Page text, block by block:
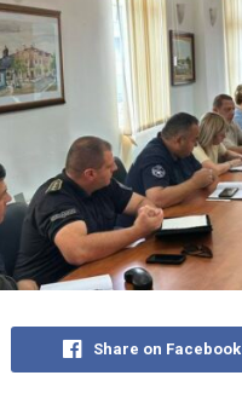
Share on Facebook